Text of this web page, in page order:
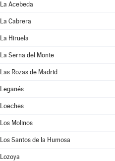
La Acebeda
La Cabrera
La Hiruela
La Serna del Monte
Las Rozas de Madrid
Leganés
Loeches
Los Molinos
Los Santos de la Humosa
Lozoya